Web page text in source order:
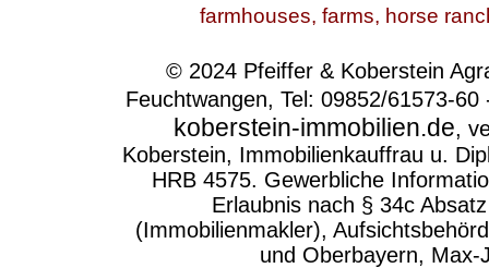
farmhouses, farms, horse
© 2024 Pfeiffer & Koberstein
Feuchtwangen, Tel: 09852/61573-
koberstein-immobilien.de,
Koberstein, Immobilienkauffrau u.
HRB 4575. Gewerbliche
Erlaubnis nach § 34c
(Immobilienmakler),
und Oberbayern,